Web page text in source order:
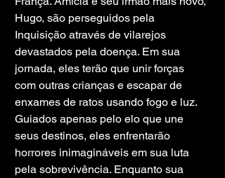
Hugo, são perseguidos pela
Inquisição através de vilarejos
devastados pela doença. Em sua
jornada, eles terão que unir forças
com outras crianças e escapar de
enxames de ratos usando fogo e luz.
Guiados apenas pelo elo que une
seus destinos, eles enfrentarão
horrores inimagináveis ​​em sua luta
pela sobrevivência. Enquanto sua